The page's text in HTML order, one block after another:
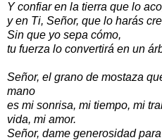
Y confiar en la tierra que lo
y en Ti, Señor, que lo harás
Sin que yo sepa cómo,
tu fuerza lo convertirá en un
Señor, el grano de mostaza
mano
es mi sonrisa, mi tiempo, mi
vida, mi amor.
Señor, dame generosidad